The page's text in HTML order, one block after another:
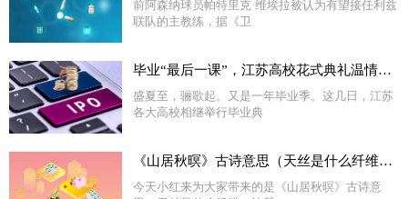
前阿森纳球员帕特里克·维埃拉被认为有望接任利兹
联队的主教练，据《卫
毕业“最后一课”，江苏高校花式典礼温情告别_环球即时看
盛夏至，骊歌起。又是一年毕业季。这几日，江苏
各大高校相继举行毕业典
《山居秋暝》古诗意思（天丝是什么纤维）_全球快消息
今天小红来为大家带来的是《山居秋暝》古诗意